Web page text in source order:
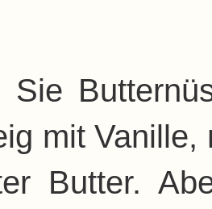
Sie
mit
Butter.